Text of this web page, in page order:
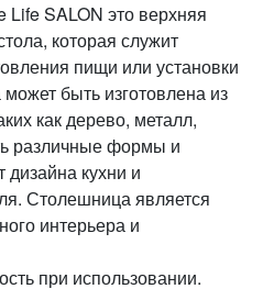
SALON это верхняя
которая служит
пищи или установки
быть изготовлена из
как дерево, металл,
различные формы и
кухни и
Столешница является
интерьера и
при использовании.